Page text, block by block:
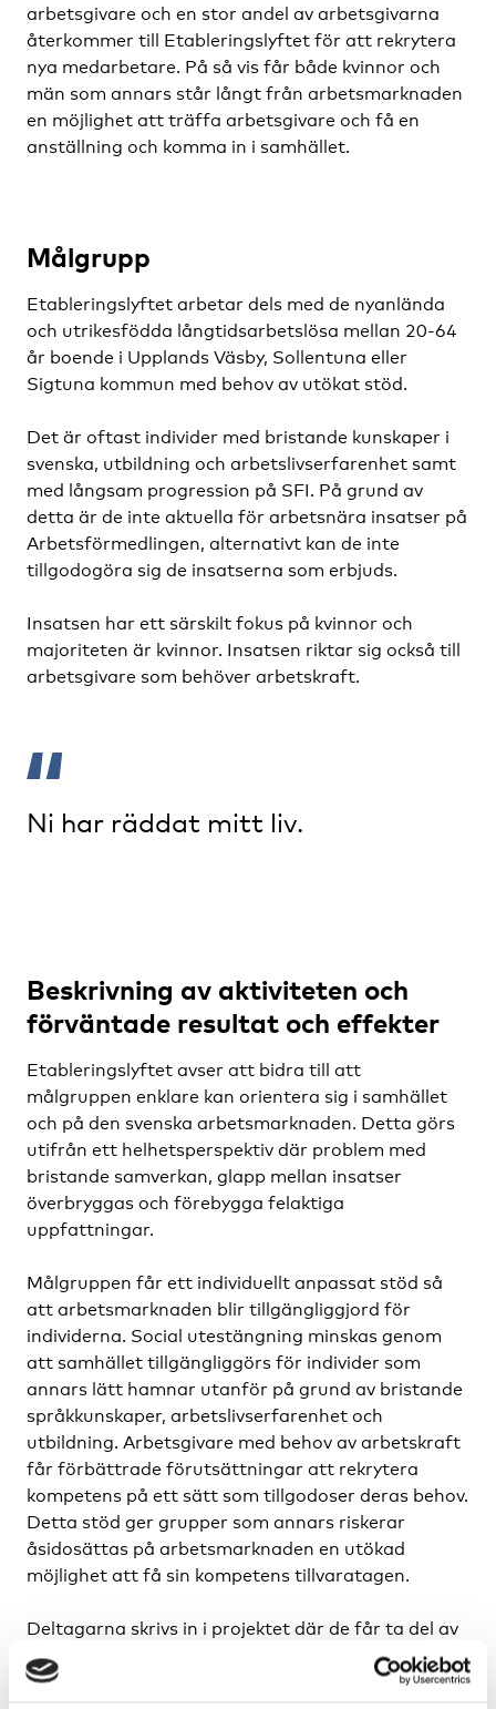
arbetsgivare och en stor andel av arbetsgivarna
återkommer till Etableringslyftet för att rekrytera
nya medarbetare. På så vis får både kvinnor och
män som annars står långt från arbetsmarknaden
en möjlighet att träffa arbetsgivare och få en
anställning och komma in i samhället.
Målgrupp
Etableringslyftet arbetar dels med de nyanlända
och utrikesfödda långtidsarbetslösa mellan 20-64
år boende i Upplands Väsby, Sollentuna eller
Sigtuna kommun med behov av utökat stöd.
Det är oftast individer med bristande kunskaper i
svenska, utbildning och arbetslivserfarenhet samt
med långsam progression på SFI. På grund av
detta är de inte aktuella för arbetsnära insatser på
Arbetsförmedlingen, alternativt kan de inte
tillgodogöra sig de insatserna som erbjuds.
Insatsen har ett särskilt fokus på kvinnor och
majoriteten är kvinnor. Insatsen riktar sig också till
arbetsgivare som behöver arbetskraft.
Ni har räddat mitt liv.
Beskrivning av aktiviteten och
förväntade resultat och effekter
Etableringslyftet avser att bidra till att
målgruppen enklare kan orientera sig i samhället
och på den svenska arbetsmarknaden. Detta görs
utifrån ett helhetsperspektiv där problem med
bristande samverkan, glapp mellan insatser
överbryggas och förebygga felaktiga
uppfattningar.
Målgruppen får ett individuellt anpassat stöd så
att arbetsmarknaden blir tillgängliggjord för
individerna. Social utestängning minskas genom
att samhället tillgängliggörs för individer som
annars lätt hamnar utanför på grund av bristande
språkkunskaper, arbetslivserfarenhet och
utbildning. Arbetsgivare med behov av arbetskraft
får förbättrade förutsättningar att rekrytera
kompetens på ett sätt som tillgodoser deras behov.
Detta stöd ger grupper som annars riskerar
åsidosättas på arbetsmarknaden en utökad
möjlighet att få sin kompetens tillvaratagen.
Deltagarna skrivs in i projektet där de får ta del av
olika dialogbaserade gruppaktiviteter anpassade
utifrån deras behov. De får stöd via språk- och